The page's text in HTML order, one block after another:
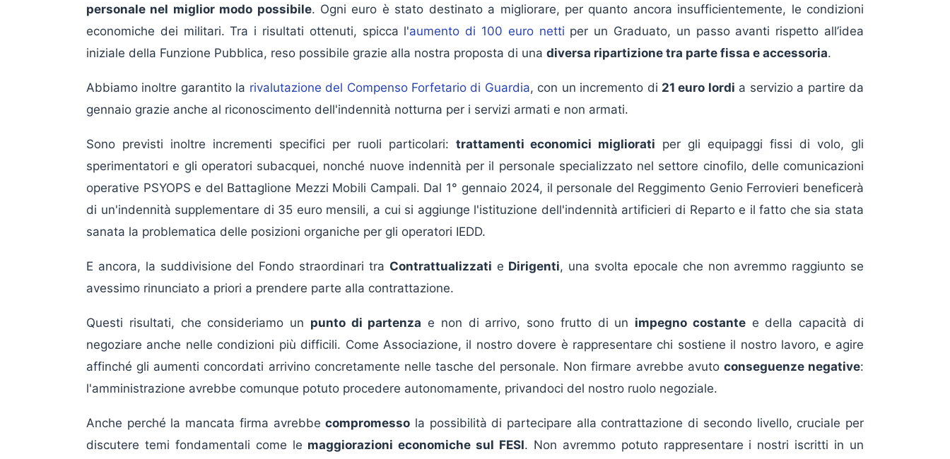
personale nel miglior modo possibile. Ogni euro è stato destinato a migliorare, per quanto ancora insufficientemente, le condizioni
economiche dei militari. Tra i risultati ottenuti, spicca l'aumento di 100 euro netti per un Graduato, un passo avanti rispetto all’idea
iniziale della Funzione Pubblica, reso possibile grazie alla nostra proposta di una diversa ripartizione tra parte fissa e accessoria.
Abbiamo inoltre garantito la rivalutazione del Compenso Forfetario di Guardia, con un incremento di 21 euro lordi a servizio a partire da
gennaio grazie anche al riconoscimento dell'indennità notturna per i servizi armati e non armati.
Sono previsti inoltre incrementi specifici per ruoli particolari: trattamenti economici migliorati per gli equipaggi fissi di volo, gli
sperimentatori e gli operatori subacquei, nonché nuove indennità per il personale specializzato nel settore cinofilo, delle comunicazioni
operative PSYOPS e del Battaglione Mezzi Mobili Campali. Dal 1° gennaio 2024, il personale del Reggimento Genio Ferrovieri beneficerà
di un'indennità supplementare di 35 euro mensili, a cui si aggiunge l'istituzione dell'indennità artificieri di Reparto e il fatto che sia stata
sanata la problematica delle posizioni organiche per gli operatori IEDD.
E ancora, la suddivisione del Fondo straordinari tra Contrattualizzati e Dirigenti, una svolta epocale che non avremmo raggiunto se
avessimo rinunciato a priori a prendere parte alla contrattazione.
Questi risultati, che consideriamo un punto di partenza e non di arrivo, sono frutto di un impegno costantee della capacità di
negoziare anche nelle condizioni più difficili. Come Associazione, il nostro dovere è rappresentare chi sostiene il nostro lavoro, e agire
affinché gli aumenti concordati arrivino concretamente nelle tasche del personale. Non firmare avrebbe avuto conseguenze negative:
l'amministrazione avrebbe comunque potuto procedere autonomamente, privandoci del nostro ruolo negoziale.
Anche perché la mancata firma avrebbecompromesso la possibilità di partecipare alla contrattazione di secondo livello, cruciale per
discutere temi fondamentali come le maggiorazioni economiche sul FESI. Non avremmo potuto rappresentare i nostri iscritti in un